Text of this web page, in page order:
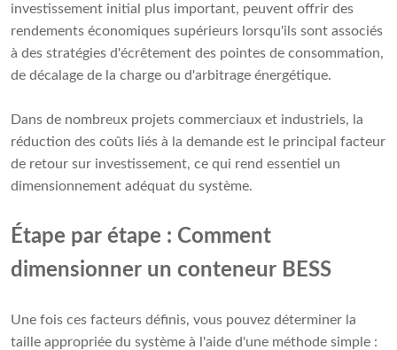
investissement initial plus important, peuvent offrir des
rendements économiques supérieurs lorsqu'ils sont associés
à des stratégies d'écrêtement des pointes de consommation,
de décalage de la charge ou d'arbitrage énergétique.
Dans de nombreux projets commerciaux et industriels, la
réduction des coûts liés à la demande est le principal facteur
de retour sur investissement, ce qui rend essentiel un
dimensionnement adéquat du système.
Étape par étape : Comment
dimensionner un conteneur BESS
Une fois ces facteurs définis, vous pouvez déterminer la
taille appropriée du système à l'aide d'une méthode simple :